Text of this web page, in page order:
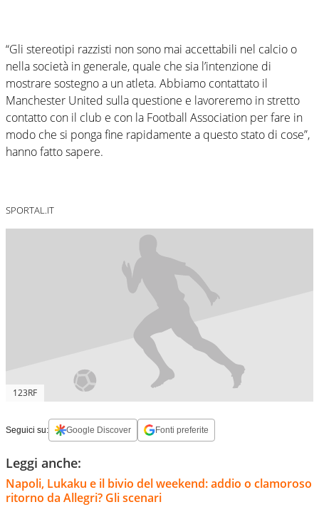
“Gli stereotipi razzisti non sono mai accettabili nel calcio o
nella società in generale, quale che sia l’intenzione di
mostrare sostegno a un atleta. Abbiamo contattato il
Manchester United sulla questione e lavoreremo in stretto
contatto con il club e con la Football Association per fare in
modo che si ponga fine rapidamente a questo stato di cose”,
hanno fatto sapere.
SPORTAL.IT
123RF
Seguici su: Google Discover Fonti preferite
Leggi anche:
Napoli, Lukaku e il bivio del weekend: addio o clamoroso
ritorno da Allegri? Gli scenari